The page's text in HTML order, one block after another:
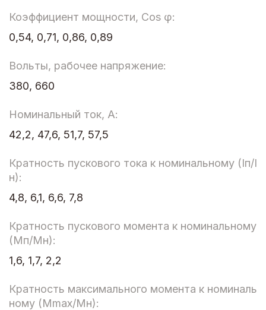
Коэффициент мощности, Cos φ:
0,54, 0,71, 0,86, 0,89
Вольты, рабочее напряжение:
380, 660
Номинальный ток, А:
42,2, 47,6, 51,7, 57,5
Кратность пускового тока к номинальному (Iп/I
н):
4,8, 6,1, 6,6, 7,8
Кратность пускового момента к номинальному
(Мп/Мн):
1,6, 1,7, 2,2
Кратность максимального момента к номиналь
ному (Мmax/Мн):